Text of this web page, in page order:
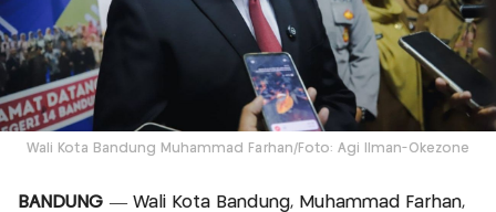
Wali Kota Bandung Muhammad Farhan/Foto: Agi Ilman-Okezone
BANDUNG — Wali Kota Bandung, Muhammad Farhan,